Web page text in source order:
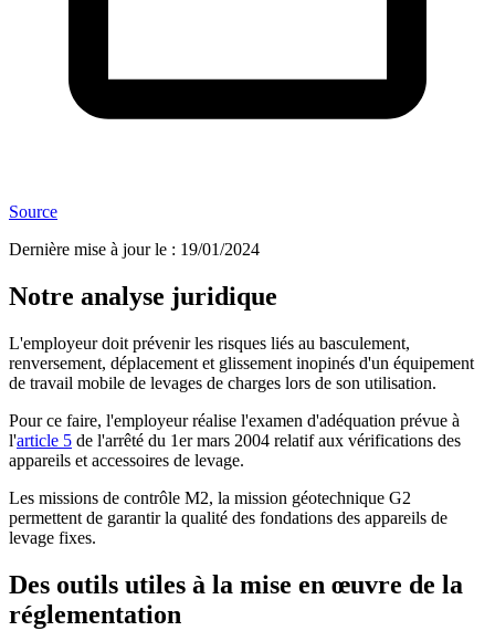
Source
Dernière mise à jour le : 19/01/2024
Notre analyse juridique
L'employeur doit prévenir les risques liés au basculement,
renversement, déplacement et glissement inopinés d'un équipement
de travail mobile de levages de charges lors de son utilisation.
Pour ce faire, l'employeur réalise l'examen d'adéquation prévue à
l'article 5 de l'arrêté du 1er mars 2004 relatif aux vérifications des
appareils et accessoires de levage.
Les missions de contrôle M2, la mission géotechnique G2
permettent de garantir la qualité des fondations des appareils de
levage fixes.
Des outils utiles à la mise en œuvre de la
réglementation